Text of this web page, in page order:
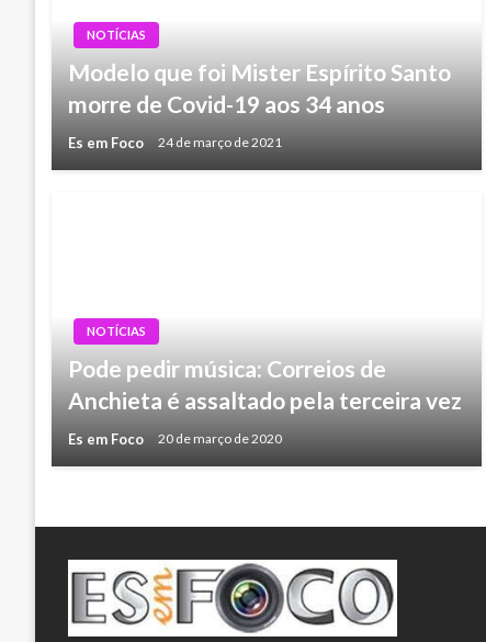
NOTÍCIAS
Modelo que foi Mister Espírito Santo
morre de Covid-19 aos 34 anos
Es em Foco 24 de março de 2021
NOTÍCIAS
Pode pedir música: Correios de
Anchieta é assaltado pela terceira vez
Es em Foco 20 de março de 2020